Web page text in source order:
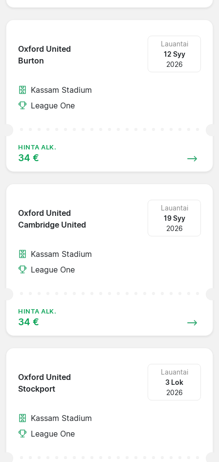
Oxford United
Burton
Lauantai
12 Syy
2026
Kassam Stadium
League One
HINTA ALK.
34 €
Oxford United
Cambridge United
Lauantai
19 Syy
2026
Kassam Stadium
League One
HINTA ALK.
34 €
Oxford United
Stockport
Lauantai
3 Lok
2026
Kassam Stadium
League One